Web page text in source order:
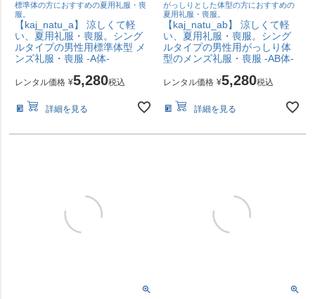
標準体の方におすすめの夏用礼服・喪
服。
【kaj_natu_a】 涼しくて軽
い、夏用礼服・喪服。シング
ルタイプの男性用標準体型 メ
ンズ礼服・喪服 -A体-
レンタル価格 ¥5,280税込
詳細を見る
がっしりとした体型の方におすすめの
夏用礼服・喪服。
【kaj_natu_ab】 涼しくて軽
い、夏用礼服・喪服。シング
ルタイプの男性用がっしり体
型のメンズ礼服・喪服 -AB体-
レンタル価格 ¥5,280税込
詳細を見る